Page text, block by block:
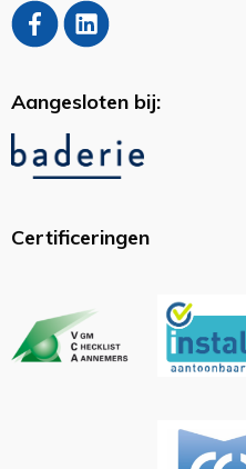
Aangesloten bij:
Certificeringen